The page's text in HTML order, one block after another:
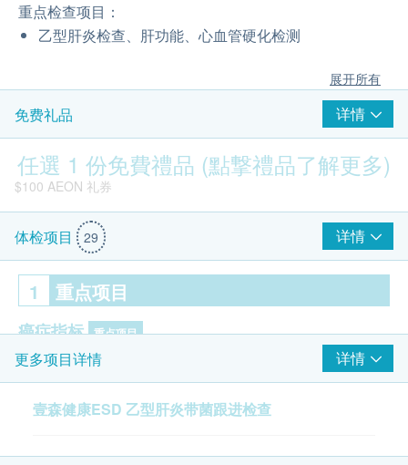
重点检查项目：
乙型肝炎检查、肝功能、心血管硬化检测
展开所有
免费礼品 详情
任選 1 份免費禮品 (點撃禮品了解更多)
$100 AEON 礼券
体检项目 29 详情
1 重点项目
癌症指标 重点项目
甲种胎蛋白 (肝癌)
乙型肝炎检查 重点项目
更多项目详情 详情
壹森健康ESD 乙型肝炎带菌跟进检查